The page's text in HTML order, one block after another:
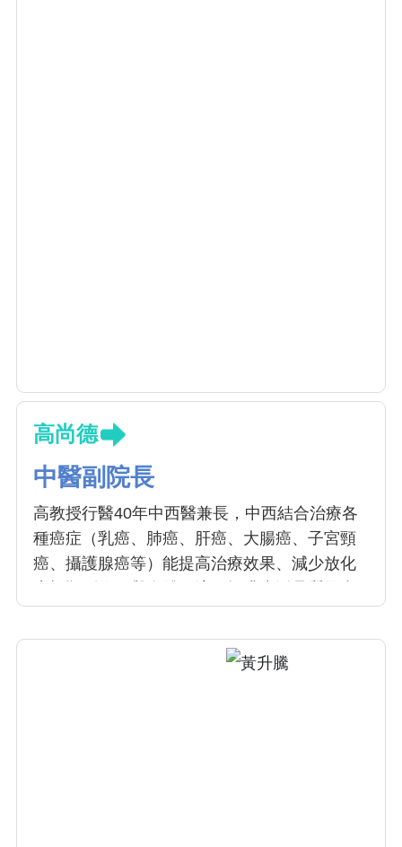
高尚德
中醫副院長
高教授行醫40年中西醫兼長，中西結合治療各
種癌症（乳癌、肺癌、肝癌、大腸癌、子宮頸
癌、攝護腺癌等）能提高治療效果、減少放化
過敏疾病、免疫風濕病、失眠、健忘與疑難雜